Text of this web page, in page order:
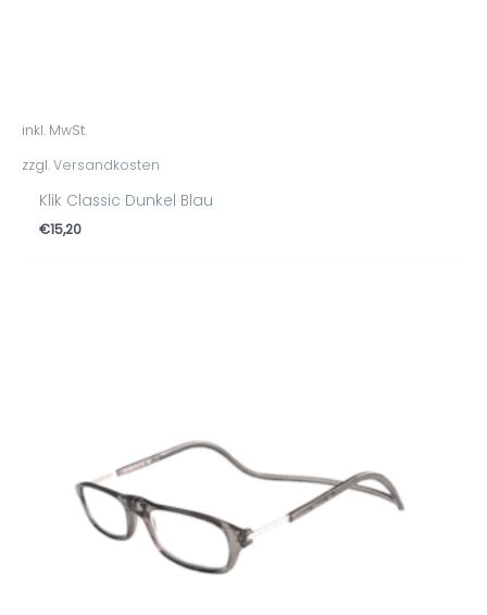
inkl. MwSt.
zzgl.Versandkosten
Klik Classic Dunkel Blau
€15,20